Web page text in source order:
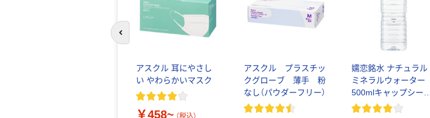
アスクル 耳にやさし
い やわらかいマスク
￥458~ （税込）
アスクル プラスチッ
クグローブ 薄手 粉
なし（パウダーフリー）
嬬恋銘水 ナチュラル
ミネラルウォーター
500mlキャップシール
付き／2Lラベルレス